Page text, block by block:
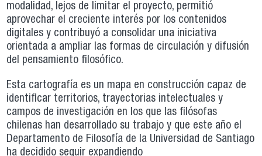
modalidad, lejos de limitar el proyecto, permitió
aprovechar el creciente interés por los contenidos
digitales y contribuyó a consolidar una iniciativa
orientada a ampliar las formas de circulación y difusión
del pensamiento filosófico.
Esta cartografía es un mapa en construcción capaz de
identificar territorios, trayectorias intelectuales y
campos de investigación en los que las filósofas
chilenas han desarrollado su trabajo y que este año el
Departamento de Filosofía de la Universidad de Santiago
ha decidido seguir expandiendo